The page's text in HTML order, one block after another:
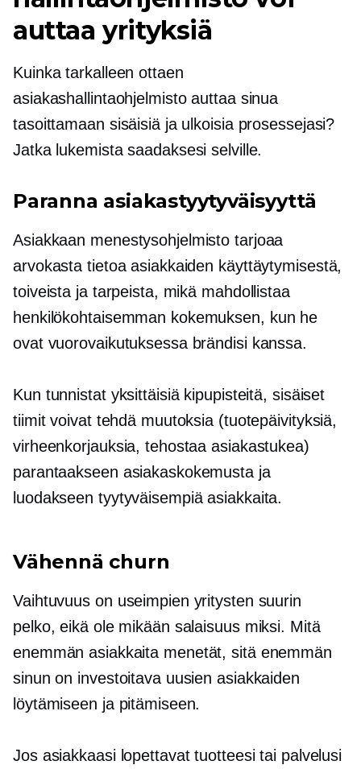
auttaa yrityksiä
Kuinka tarkalleen ottaen
asiakashallintaohjelmisto auttaa sinua
tasoittamaan sisäisiä ja ulkoisia prosessejasi?
Jatka lukemista saadaksesi selville.
Paranna asiakastyytyväisyyttä
Asiakkaan menestysohjelmisto tarjoaa
arvokasta tietoa asiakkaiden käyttäytymisestä,
toiveista ja tarpeista, mikä mahdollistaa
henkilökohtaisemman kokemuksen, kun he
ovat vuorovaikutuksessa brändisi kanssa.
Kun tunnistat yksittäisiä kipupisteitä, sisäiset
tiimit voivat tehdä muutoksia (tuotepäivityksiä,
virheenkorjauksia, tehostaa asiakastukea)
parantaakseen asiakaskokemusta ja
luodakseen tyytyväisempiä asiakkaita.
Vähennä churn
Vaihtuvuus on useimpien yritysten suurin
pelko, eikä ole mikään salaisuus miksi. Mitä
enemmän asiakkaita menetät, sitä enemmän
sinun on investoitava uusien asiakkaiden
löytämiseen ja pitämiseen.
Jos asiakkaasi lopettavat tuotteesi tai palvelusi